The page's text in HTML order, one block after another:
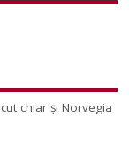
chiar și Norvegia